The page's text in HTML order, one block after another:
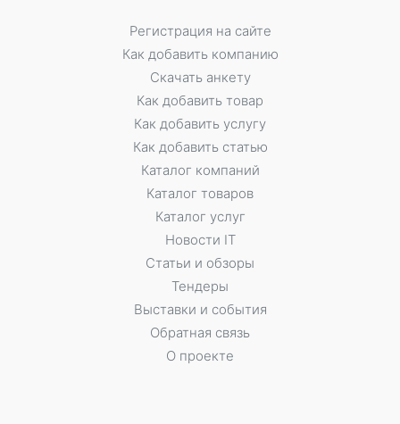
Регистрация на сайте
Как добавить компанию
Скачать анкету
Как добавить товар
Как добавить услугу
Как добавить статью
Каталог компаний
Каталог товаров
Каталог услуг
Новости IT
Статьи и обзоры
Тендеры
Выставки и события
Обратная связь
О проекте